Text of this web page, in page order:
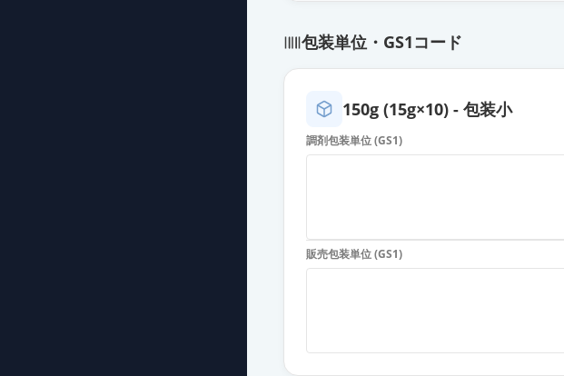
包装単位・GS1コード
150g (15g×10) - 包装小
調剤包装単位 (GS1)
販売包装単位 (GS1)